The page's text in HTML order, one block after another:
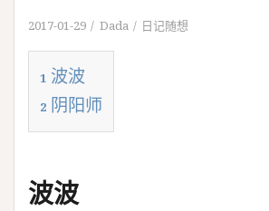
2017-01-29 Dada 日记随想
1 波波
2 阴阳师
波波